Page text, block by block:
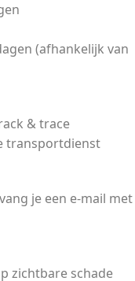
(afhankelijk van
& trace
transportdienst
je een e-mail met
zichtbare schade